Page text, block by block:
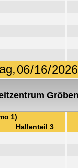
1)
Hallenteil 3